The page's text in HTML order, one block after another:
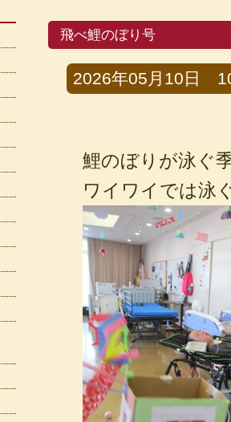
飛べ鯉のぼり号
2026年05月10日
鯉のぼりが泳ぐ
ワイワイでは泳